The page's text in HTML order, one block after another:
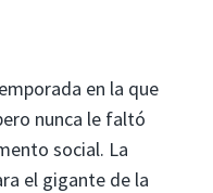
en la que
nunca le faltó
social. La
el gigante de la